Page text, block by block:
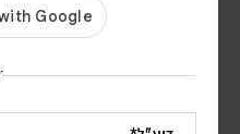
רס"ן (מיל') הראל בירנשטוק ז"ל